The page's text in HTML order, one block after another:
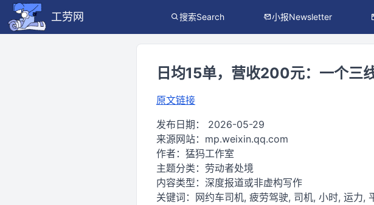
工劳网 搜索Search 小报Newsletter
日均15单，营收200元：一个三
原文链接
发布日期： 2026-05-29
来源网站： mp.weixin.qq.com
作者： 猛犸工作室
主题分类： 劳动者处境
内容类型： 深度报道或非虚构写作
关键词： 网约车司机, 疲劳驾驶, 司机, 小时, 运力,